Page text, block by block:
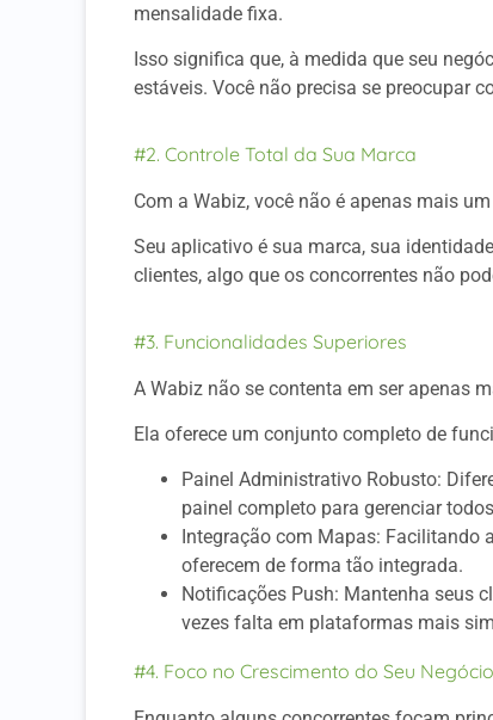
mensalidade fixa.
Isso significa que, à medida que seu
estáveis. Você não precisa se preocupar
#2. Controle Total da Sua Marca
Com a Wabiz, você não é apenas mais
Seu aplicativo é sua marca, sua
clientes, algo que os concorrentes não
#3. Funcionalidades Superiores
A Wabiz não se contenta em ser apenas
Ela oferece um conjunto completo de
Painel Administrativo Robusto:
painel completo para gerenciar
Integração com Mapas: Facilitando
oferecem de forma tão integrada.
Notificações Push: Mantenha seus
vezes falta em plataformas mais
#4. Foco no Crescimento do Seu Negócio